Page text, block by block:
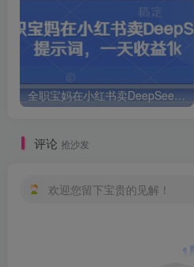
全职宝妈在小红书卖DeepSeek提示词，一天收益1k
评论 抢沙发
欢迎您留下宝贵的见解！